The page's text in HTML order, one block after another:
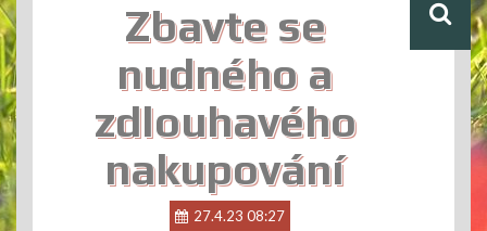
Zbavte se
nudného a
zdlouhavého
nakupování
27.4.23 08:27